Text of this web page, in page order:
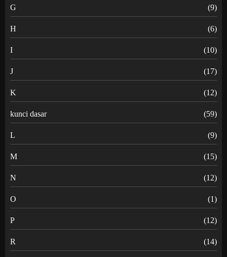
G (9)
H (6)
I (10)
J (17)
K (12)
kunci dasar (59)
L (9)
M (15)
N (12)
O (1)
P (12)
R (14)